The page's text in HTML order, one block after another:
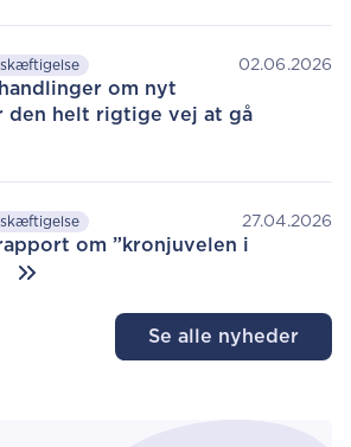
02.06.2026
om nyt
helt rigtige vej at gå
27.04.2026
om ”kronjuvelen i
Se alle nyheder